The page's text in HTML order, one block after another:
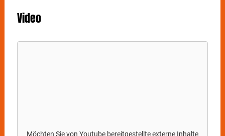
der stark von Folk-, Pop- und Rockmusik beeinflusste
Brite ein Solo-Gastspiel im Stuttgarter Im Wizemann.
Sein technisch virtuoses Cover des Millionenhits
Hayward (The Moody Blues) zu hören. Hayward
Video
Möchten Sie von Youtubebereitgestellte externe Inhalte